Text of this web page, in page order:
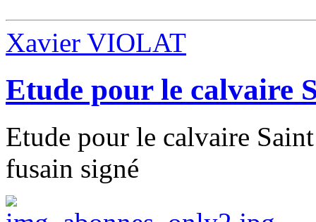
Xavier VIOLAT
Etude pour le calvaire
Etude pour le calvaire
fusain signé